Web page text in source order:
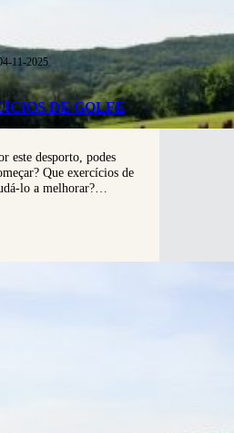
11-2025
DE GOLFE
este desporto, podes
Que exercícios de
lo a melhorar?…